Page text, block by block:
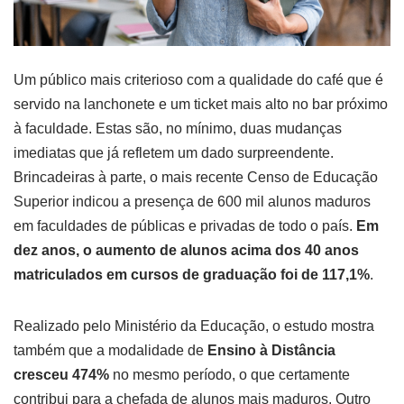
Um público mais criterioso com a qualidade do café que é
servido na lanchonete e um ticket mais alto no bar próximo
à faculdade. Estas são, no mínimo, duas mudanças
imediatas que já refletem um dado surpreendente.
Brincadeiras à parte, o mais recente Censo de Educação
Superior indicou a presença de 600 mil alunos maduros
em faculdades de públicas e privadas de todo o país. Em
dez anos, o aumento de alunos acima dos 40 anos
matriculados em cursos de graduação foi de 117,1%.
Realizado pelo Ministério da Educação, o estudo mostra
também que a modalidade de Ensino à Distância
cresceu 474% no mesmo período, o que certamente
contribui para a chefada de alunos mais maduros. Outro